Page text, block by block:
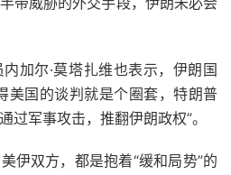
加尔·莫塔扎维也表示，伊朗国
美国的谈判就是个圈套，特朗普
过军事攻击，推翻伊朗政权”。
伊双方，都是抱着“缓和局势”的